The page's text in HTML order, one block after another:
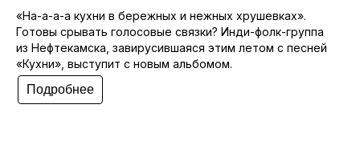
«На-а-а-а кухни в бережных и нежных хрушевках».
Готовы срывать голосовые связки? Инди-фолк-группа
из Нефтекамска, завирусившаяся этим летом с песней
«Кухни», выступит с новым альбомом.
Подробнее